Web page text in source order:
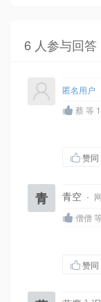
6 人参与回答
匿名用户
蔡 等
赞同
青 青空 ·
僧僧
赞同